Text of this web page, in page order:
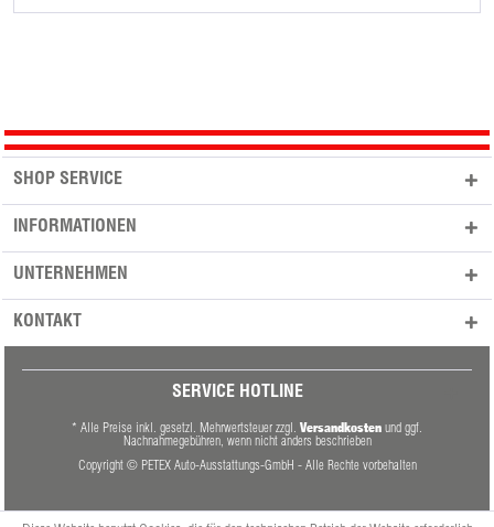
SHOP SERVICE
INFORMATIONEN
UNTERNEHMEN
KONTAKT
SERVICE HOTLINE
* Alle Preise inkl. gesetzl. Mehrwertsteuer zzgl. Versandkosten und ggf.
Nachnahmegebühren, wenn nicht anders beschrieben
Copyright © PETEX Auto-Ausstattungs-GmbH - Alle Rechte vorbehalten